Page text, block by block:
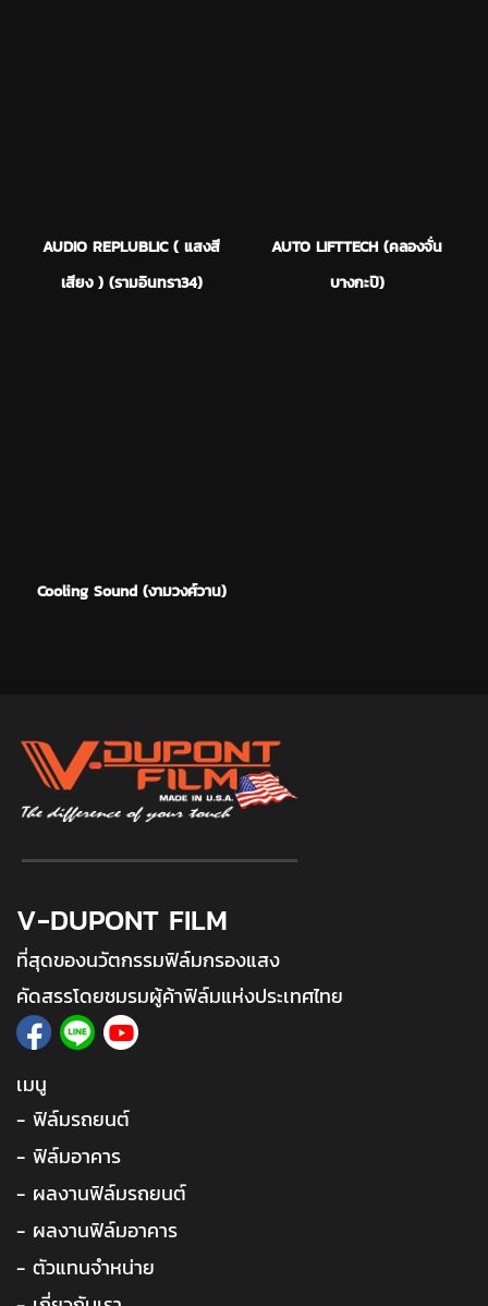
AUDIO REPLUBLIC ( แสงสี
เสียง ) (รามอินทรา34)
AUTO LIFTTECH (คลองจั่น
บางกะปิ)
Cooling Sound (งามวงศ์วาน)
V-DUPONT FILM
ที่สุดของนวัตกรรมฟิล์มกรองแสง
คัดสรรโดยชมรมผู้ค้าฟิล์มแห่งประเทศไทย
เมนู
- ฟิล์มรถยนต์
- ฟิล์มอาคาร
- ผลงานฟิล์มรถยนต์
- ผลงานฟิล์มอาคาร
- ตัวแทนจำหน่าย